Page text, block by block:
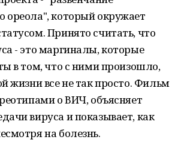
ореола", который окружает
Принято считать, что
- это маргиналы, которые
в том, что с ними произошло,
жизни все не так просто. Фильм
о ВИЧ, объясняет
вируса и показывает, как
на болезнь.